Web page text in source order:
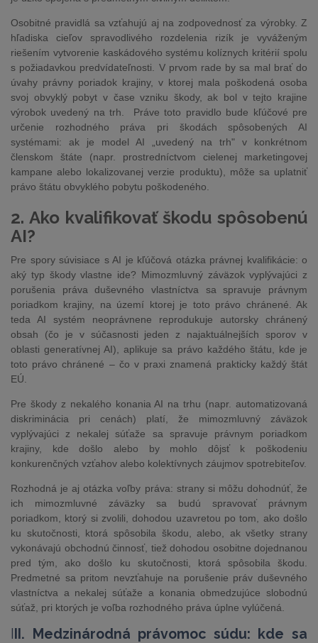
Osobitné pravidlá sa vzťahujú aj na zodpovednosť za výrobky. Z
hľadiska cieľov spravodlivého rozdelenia rizík je vyváženým
riešením vytvorenie kaskádového systému kolíznych kritérií spolu
s požiadavkou predvídateľnosti. V prvom rade by sa mal brať do
úvahy právny poriadok krajiny, v ktorej mala poškodená osoba
svoj obvyklý pobyt v čase vzniku škody, ak bol v tejto krajine
výrobok uvedený na trh. Práve toto pravidlo bude kľúčové pre
určenie rozhodného práva pri škodách spôsobených AI
systémami: ak je model AI „uvedený na trh" v konkrétnom
členskom štáte (napr. prostredníctvom cielenej marketingovej
kampane alebo lokalizovanej verzie produktu), môže sa uplatniť
právo štátu obvyklého pobytu poškodeného.
2. Ako kvalifikovať škodu spôsobenú
AI?
Pre spory súvisiace s AI je kľúčová otázka právnej kvalifikácie: o
aký typ škody vlastne ide? Mimozmluvný záväzok vyplývajúci z
porušenia práva duševného vlastníctva sa spravuje právnym
poriadkom krajiny, na území ktorej je toto právo chránené. Ak
teda AI systém neoprávnene reprodukuje autorsky chránený
obsah (čo je v súčasnosti jeden z najaktuálnejších sporov v
oblasti generatívnej AI), aplikuje sa právo každého štátu, kde je
toto právo chránené – čo v praxi znamená prakticky každý štát
EÚ.
Pre škody z nekalého konania AI na trhu (napr. automatizovaná
diskriminácia pri cenách) platí, že mimozmluvný záväzok
vyplývajúci z nekalej súťaže sa spravuje právnym poriadkom
krajiny, kde došlo alebo by mohlo dôjsť k poškodeniu
konkurenčných vzťahov alebo kolektívnych záujmov spotrebiteľov.
Rozhodná je aj otázka voľby práva: strany si môžu dohodnúť, že
ich mimozmluvné záväzky sa budú spravovať právnym
poriadkom, ktorý si zvolili, dohodou uzavretou po tom, ako došlo
ku skutočnosti, ktorá spôsobila škodu, alebo, ak všetky strany
vykonávajú obchodnú činnosť, tiež dohodou osobitne dojednanou
pred tým, ako došlo ku skutočnosti, ktorá spôsobila škodu.
Predmetné sa pritom nevzťahuje na porušenie práv duševného
vlastníctva a nekalej súťaže a konania obmedzujúce slobodnú
súťaž, pri ktorých je voľba rozhodného práva úplne vylúčená.
II. Medzinárodná právomoc súdu: kde sa